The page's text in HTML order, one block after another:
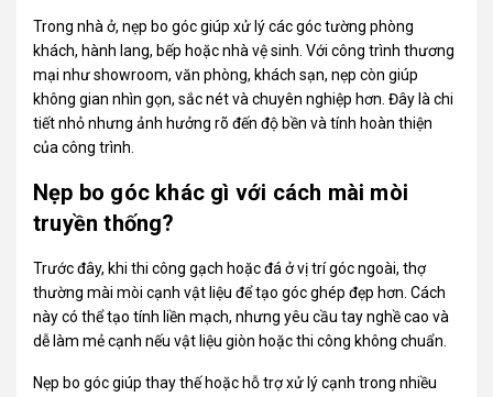
Trong nhà ở, nẹp bo góc giúp xử lý các góc tường phòng
khách, hành lang, bếp hoặc nhà vệ sinh. Với công trình thương
mại như showroom, văn phòng, khách sạn, nẹp còn giúp
không gian nhìn gọn, sắc nét và chuyên nghiệp hơn. Đây là chi
tiết nhỏ nhưng ảnh hưởng rõ đến độ bền và tính hoàn thiện
của công trình.
Nẹp bo góc khác gì với cách mài mòi
truyền thống?
Trước đây, khi thi công gạch hoặc đá ở vị trí góc ngoài, thợ
thường mài mòi cạnh vật liệu để tạo góc ghép đẹp hơn. Cách
này có thể tạo tính liền mạch, nhưng yêu cầu tay nghề cao và
dễ làm mẻ cạnh nếu vật liệu giòn hoặc thi công không chuẩn.
Nẹp bo góc giúp thay thế hoặc hỗ trợ xử lý cạnh trong nhiều